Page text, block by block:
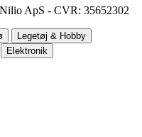
ApS - CVR: 35652302
Legetøj & Hobby
Elektronik